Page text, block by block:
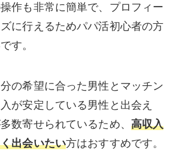
作も非常に簡単で、プロフィー
に行えるためパパ活初心者の方
す。
の希望に合った男性とマッチン
が安定している男性と出会え
数寄せられているため、 高収入
出会いたい方はおすすめです。